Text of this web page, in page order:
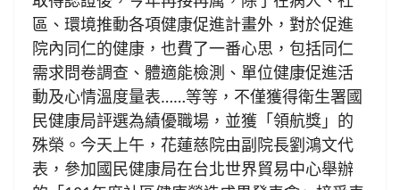
區、環境推動各項健康促進計畫外，對於促進
院內同仁的健康，也費了一番心思，包括同仁
需求問卷調查、體適能檢測、單位健康促進活
動及心情溫度量表……等等，不僅獲得衛生署國
民健康局評選為績優職場，並獲「領航獎」的
殊榮。今天上午，花蓮慈院由副院長劉鴻文代
表，參加國民健康局在台北世界貿易中心舉辦